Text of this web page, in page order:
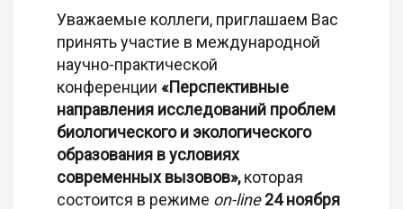
Уважаемые коллеги, приглашаем Вас
принять участие в международной
научно-практической
конференции «Перспективные
направления исследований проблем
биологического и экологического
образования в условиях
современных вызовов»,которая
состоится в режиме on-line24 ноября